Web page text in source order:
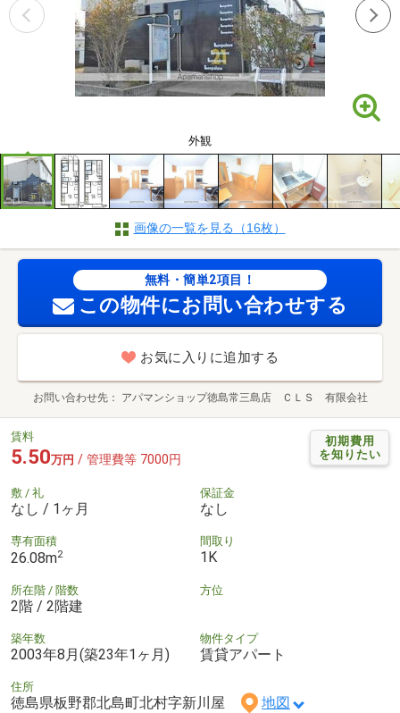
外観
画像の一覧を見る（16枚）
無料・簡単2項目！
この物件にお問い合わせする
お気に入りに追加する
お問い合わせ先 アパマンショップ徳島常三島店 ＣＬＳ 有限会社
初期費用
を知りたい
賃料
5.50万円 / 管理費等 7000円
敷 / 礼
なし / 1ヶ月
保証金
なし
専有面積
26.08m2
間取り
1K
所在階 / 階数
2階 / 2階建
方位
築年数
2003年8月(築23年1ヶ月)
物件タイプ
賃貸アパート
住所
徳島県板野郡北島町北村字新川屋 地図